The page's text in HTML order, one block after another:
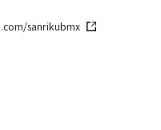
sanrikubmx